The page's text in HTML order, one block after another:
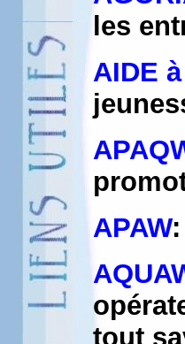
les
AIDE
APAW
tout